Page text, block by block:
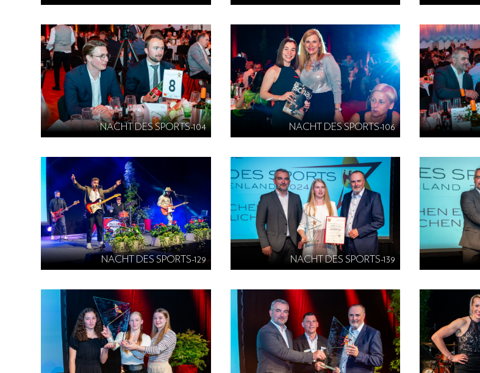
NACHT DES SPORTS-104 NACHT DES SPORTS-106
NACHT DES SPORTS-129 NACHT DES SPORTS-139